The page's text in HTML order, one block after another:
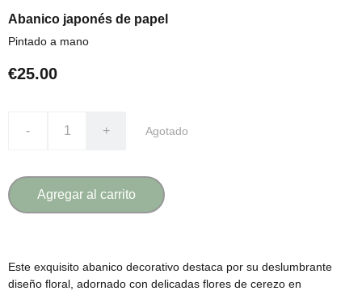
Abanico japonés de papel
Pintado a mano
€25.00
- + Agotado
Agregar al carrito
Este exquisito abanico decorativo destaca por su deslumbrante
diseño floral, adornado con delicadas flores de cerezo en